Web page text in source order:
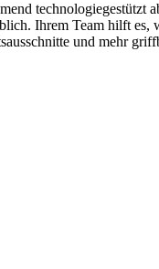
technologiegestützt
Ihrem Team hilft es,
und mehr